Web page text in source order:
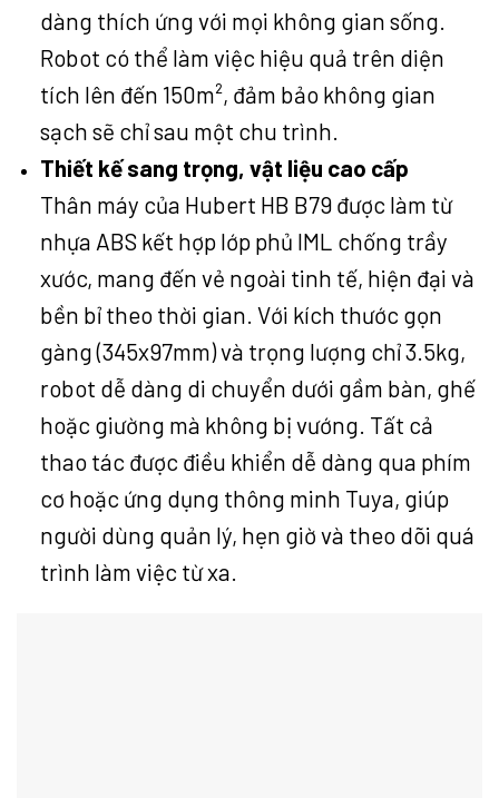
dàng thích ứng với mọi không gian sống.
Robot có thể làm việc hiệu quả trên diện
tích lên đến 150m², đảm bảo không gian
sạch sẽ chỉ sau một chu trình.
Thiết kế sang trọng, vật liệu cao cấp
Thân máy của Hubert HB B79 được làm từ
nhựa ABS kết hợp lớp phủ IML chống trầy
xước, mang đến vẻ ngoài tinh tế, hiện đại và
bền bỉ theo thời gian. Với kích thước gọn
gàng (345x97mm) và trọng lượng chỉ 3.5kg,
robot dễ dàng di chuyển dưới gầm bàn, ghế
hoặc giường mà không bị vướng. Tất cả
thao tác được điều khiển dễ dàng qua phím
cơ hoặc ứng dụng thông minh Tuya, giúp
người dùng quản lý, hẹn giờ và theo dõi quá
trình làm việc từ xa.